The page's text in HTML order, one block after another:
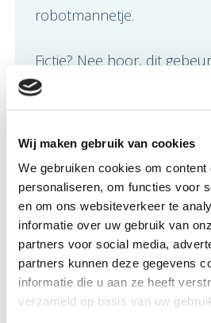
Wij maken gebruik van cookies
We gebruiken cookies om content
personaliseren, om functies voor
en om ons websiteverkeer te
informatie over uw gebruik van
partners voor social media,
partners kunnen deze gegevens
informatie die u aan ze heeft
verzameld op basis van uw
robotmannetje.
Fictie? Nee hoor, dit
echt. Dankzij de moderne
gemakkelijker en veiliger
ik zelf in het grote
zoeken waar ik moet zijn.
helemaal geweldig en ik
naar wat er nog meer
naar een 3D geprinte
mooier een oog waarmee
zien?! Wie weet wat de